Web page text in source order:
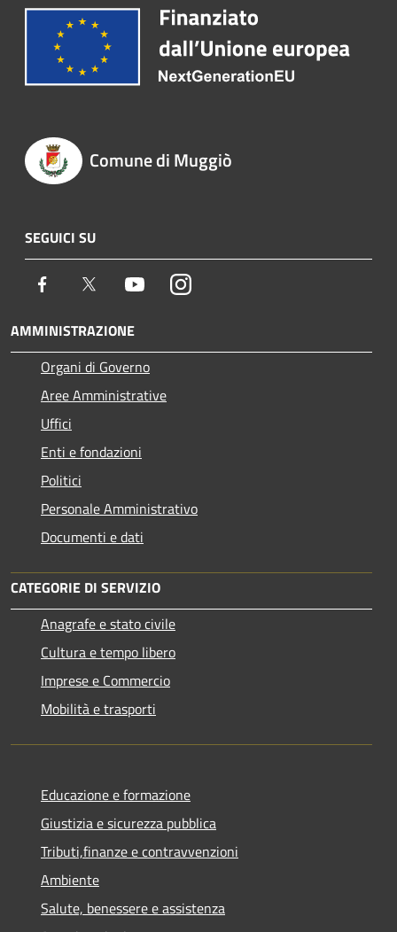
Comune di Muggiò
SEGUICI SU
Facebook Twitter YoutubeInstagram
AMMINISTRAZIONE
Organi di Governo
Aree Amministrative
Uffici
Enti e fondazioni
Politici
Personale Amministrativo
Documenti e dati
CATEGORIE DI SERVIZIO
Anagrafe e stato civile
Cultura e tempo libero
Imprese e Commercio
Mobilità e trasporti
Educazione e formazione
Giustizia e sicurezza pubblica
Tributi,finanze e contravvenzioni
Ambiente
Salute, benessere e assistenza